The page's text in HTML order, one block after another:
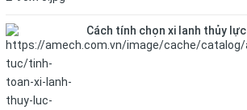
Cách tính chọn xi lanh thủy lực